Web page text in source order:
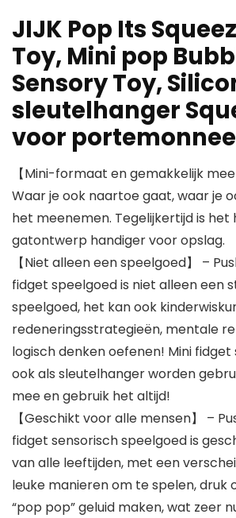
JIJK Pop Its
Toy, Mini pop
Sensory Toy,
sleutelhanger
voor
【Mini-formaat en gemakkelijk
Waar je ook naartoe gaat, waar je
het meenemen. Tegelijkertijd is het
gatontwerp handiger voor opslag.
【Niet alleen een speelgoed】 –
fidget speelgoed is niet alleen een
speelgoed, het kan ook
redeneringsstrategieën, mentale
logisch denken oefenen! Mini
ook als sleutelhanger worden
mee en gebruik het altijd!
【Geschikt voor alle mensen】 –
fidget sensorisch speelgoed is
van alle leeftijden, met een
leuke manieren om te spelen, druk
“pop pop” geluid maken, wat zeer